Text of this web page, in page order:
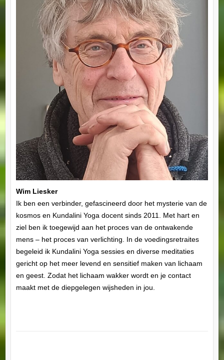
Wim Liesker
Ik ben een verbinder, gefascineerd door het mysterie van de
kosmos en Kundalini Yoga docent sinds 2011. Met hart en
ziel ben ik toegewijd aan het proces van de ontwakende
mens – het proces van verlichting. In de voedingsretraites
begeleid ik Kundalini Yoga sessies en diverse meditaties
gericht op het meer levend en sensitief maken van lichaam
en geest. Zodat het lichaam wakker wordt en je contact
maakt met de diepgelegen wijsheden in jou.